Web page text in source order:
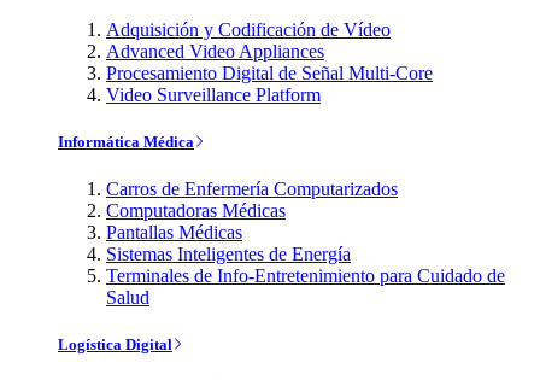
Adquisición y Codificación de Vídeo
Advanced Video Appliances
Procesamiento Digital de Señal Multi-Core
Video Surveillance Platform
Informática Médica
Carros de Enfermería Computarizados
Computadoras Médicas
Pantallas Médicas
Sistemas Inteligentes de Energía
Terminales de Info-Entretenimiento para Cuidado de
Salud
Logística Digital